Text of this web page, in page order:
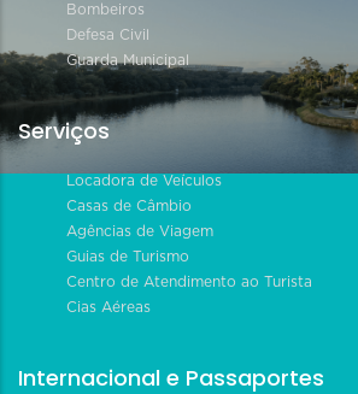
Bombeiros
Defesa Civil
Guarda Municipal
Serviços
Locadora de Veículos
Casas de Câmbio
Agências de Viagem
Guias de Turismo
Centro de Atendimento ao Turista
Cias Aéreas
Internacional e Passaportes